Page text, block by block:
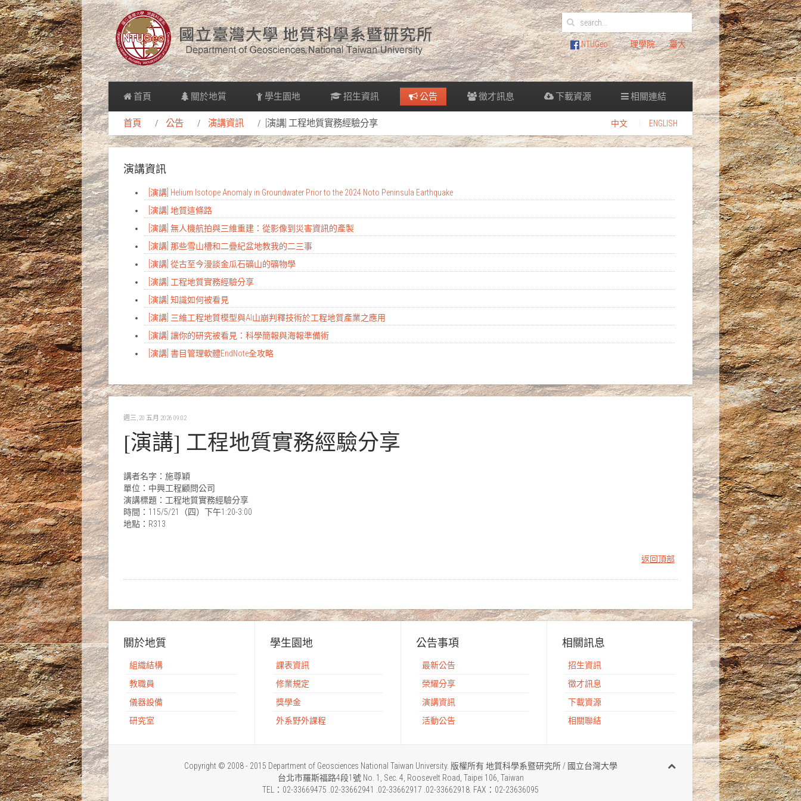
NTUGeo 理學院 臺大
首頁 關於地質 學生園地 招生資訊 公告 徵才訊息 下載資源 相關連結
首頁 公告 演講資訊 [演講] 工程地質實務經驗分享 中文 ENGLISH
演講資訊
[演講] Helium Isotope Anomaly in Groundwater Prior to the 2024 Noto Peninsula Earthquake
[演講] 地質這條路
[演講] 無人機航拍與三維重建：從影像到災害資訊的產製
[演講] 那些雪山槽和二疊紀盆地教我的二三事
[演講] 從古至今漫談金瓜石礦山的礦物學
[演講] 工程地質實務經驗分享
[演講] 知識如何被看見
[演講] 三維工程地質模型與AI山崩判釋技術於工程地質產業之應用
[演講] 讓你的研究被看見：科學簡報與海報準備術
[演講] 書目管理軟體EndNote全攻略
週三, 20 五月 2026 09:02
[演講] 工程地質實務經驗分享
講者名字：施尊穎
單位：中興工程顧問公司
演講標題：工程地質實務經驗分享
時間：115/5/21（四）下午1:20-3:00
地點：R313
返回頂部
關於地質
組織結構
教職員
儀器設備
研究室
學生園地
課表資訊
修業規定
獎學金
外系野外課程
公告事項
最新公告
榮耀分享
演講資訊
活動公告
相關訊息
招生資訊
徵才訊息
下載資源
相關聯結
Copyright © 2008 - 2015 Department of Geosciences National Taiwan University. 版權所有 地質科學系暨研究所 / 國立台灣大學
台北市羅斯福路4段1號 No. 1, Sec. 4, Roosevelt Road, Taipei 106, Taiwan
TEL：02-33669475 .02-33662941 .02-33662917 .02-33662918. FAX：02-23636095